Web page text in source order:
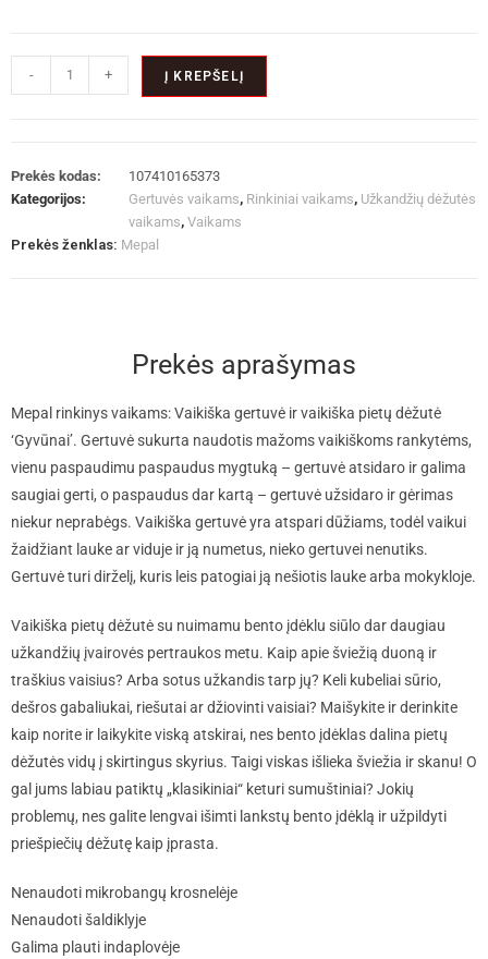
- + Į KREPŠELĮ
Prekės kodas:
107410165373
Kategorijos:
Gertuvės vaikams, Rinkiniai vaikams, Užkandžių dėžutės
vaikams, Vaikams
Prekės ženklas: Mepal
Prekės aprašymas
Mepal rinkinys vaikams: Vaikiška gertuvė ir vaikiška pietų dėžutė
‘Gyvūnai’. Gertuvė sukurta naudotis mažoms vaikiškoms rankytėms,
vienu paspaudimu paspaudus mygtuką – gertuvė atsidaro ir galima
saugiai gerti, o paspaudus dar kartą – gertuvė užsidaro ir gėrimas
niekur neprabėgs. Vaikiška gertuvė yra atspari dūžiams, todėl vaikui
žaidžiant lauke ar viduje ir ją numetus, nieko gertuvei nenutiks.
Gertuvė turi dirželį, kuris leis patogiai ją nešiotis lauke arba mokykloje.
Vaikiška pietų dėžutė su nuimamu bento įdėklu siūlo dar daugiau
užkandžių įvairovės pertraukos metu. Kaip apie šviežią duoną ir
traškius vaisius? Arba sotus užkandis tarp jų? Keli kubeliai sūrio,
dešros gabaliukai, riešutai ar džiovinti vaisiai? Maišykite ir derinkite
kaip norite ir laikykite viską atskirai, nes bento įdėklas dalina pietų
dėžutės vidų į skirtingus skyrius. Taigi viskas išlieka šviežia ir skanu! O
gal jums labiau patiktų „klasikiniai“ keturi sumuštiniai? Jokių
problemų, nes galite lengvai išimti lankstų bento įdėklą ir užpildyti
priešpiečių dėžutę kaip įprasta.
Nenaudoti mikrobangų krosnelėje
Nenaudoti šaldiklyje
Galima plauti indaplovėje